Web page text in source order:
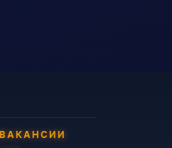
ВАКАНСИИ